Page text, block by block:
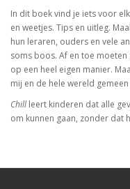
In dit boek vind je iets voor
en weetjes. Tips en uitleg.
hun leraren, ouders en vele
soms boos. Af en toe moeten
op een heel eigen manier.
mij en de hele wereld
Chill leert kinderen dat alle
om kunnen gaan, zonder dat